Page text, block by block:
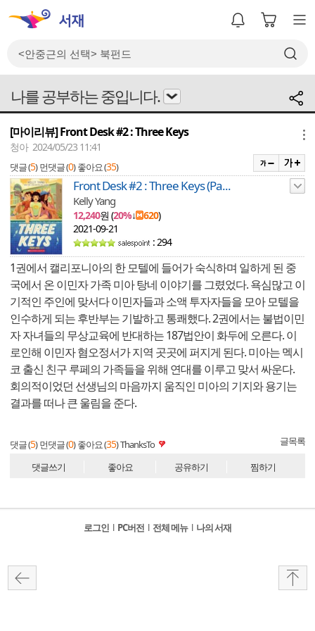
나를 공부하는 중입니다.
[마이리뷰] Front Desk #2 : Three Keys
청아 2024/05/23 11:41
댓글 (5) 먼댓글 (0) 좋아요 (35)
Front Desk #2 : Three Keys (Pa...
Kelly Yang
12,240원 (20%↓ 620)
2021-09-21
: 294
1권에서 캘리포니아의 한 모텔에 들어가 숙식하며 일하게 된 중
국에서 온 이민자 가족 미아 탕네 이야기를 그렸었다. 욕심많고 이
기적인 주인에 맞서다 이민자들과 소액 투자자들을 모아 모텔을
인수하게 되는 후반부는 기발하고 통쾌했다. 2권에서는 불법이민
자 자녀들의 무상교육에 반대하는 187법안이 화두에 오른다. 이
로인해 이민자 혐오정서가 지역 곳곳에 퍼지게 된다. 미아는 멕시
코 출신 친구 루페의 가족들을 위해 연대를 이루고 맞서 싸운다.
회의적이었던 선생님의 마음까지 움직인 미아의 기지와 용기는
결과를 떠나 큰 울림을 준다.
댓글 (5) 먼댓글 (0) 좋아요 (35)ThanksTo 글목록
댓글쓰기 좋아요 공유하기 찜하기
로그인 l PC버전 l 전체 메뉴 l 나의 서재